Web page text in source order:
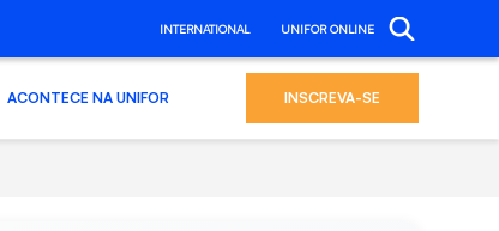
INTERNATIONAL UNIFOR ONLINE
ACONTECE NA UNIFOR INSCREVA-SE